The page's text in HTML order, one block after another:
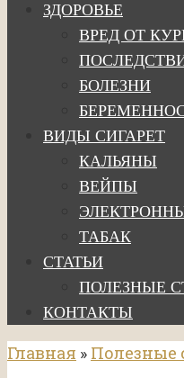
ЗДОРОВЬЕ
ВРЕД ОТ
БОЛЕЗНИ
ВИДЫ СИГАРЕТ
КАЛЬЯНЫ
ВЕЙПЫ
ТАБАК
СТАТЬИ
ПОЛЕЗНЫЕ
КОНТАКТЫ
Главная » Полезные